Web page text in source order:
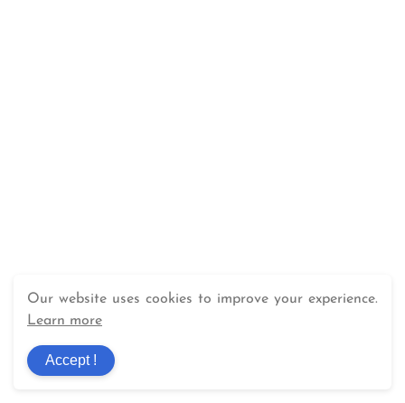
Our website uses cookies to improve your experience.
Learn more
Accept !